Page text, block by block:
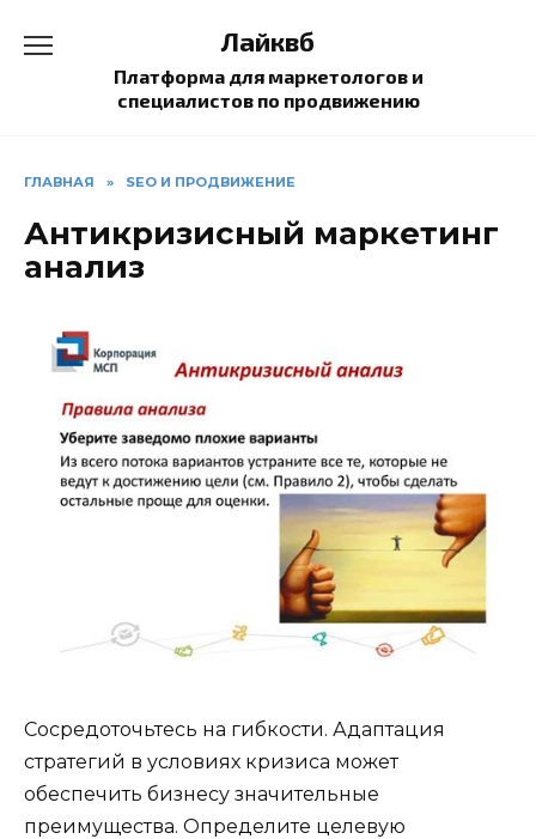
содержанию
Лайквб
Платформа для маркетологов и
специалистов по продвижению
ГЛАВНАЯ » SEO И ПРОДВИЖЕНИЕ
Антикризисный маркетинг
анализ
Сосредоточьтесь на гибкости. Адаптация
стратегий в условиях кризиса может
обеспечить бизнесу значительные
преимущества. Определите целевую